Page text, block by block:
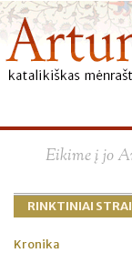
Eikime į jo
RINKTINIAI
Kronika